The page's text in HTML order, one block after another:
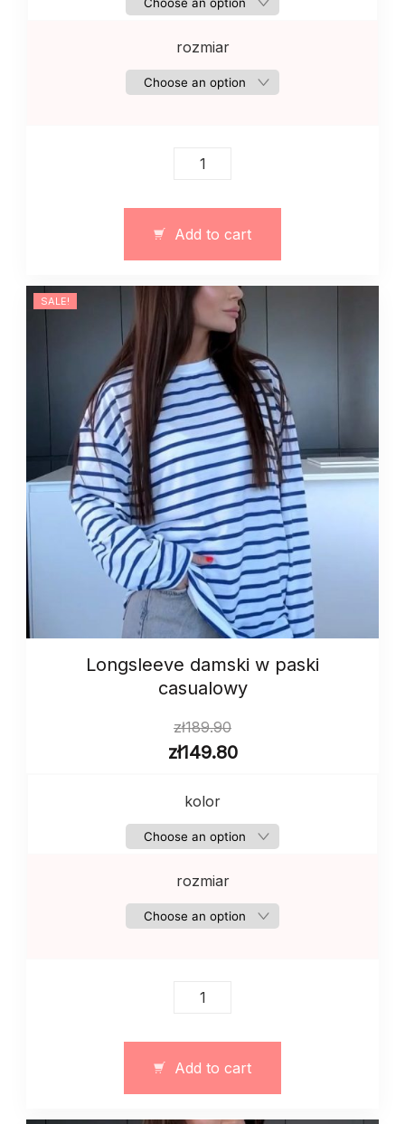
rozmiar
Wioseny
3/4
quantity
Add to cart
SALE!
Longsleeve damski w paski
casualowy
zł189.90
zł149.80
kolor
rozmiar
Longsleeve
casualowy
quantity
Add to cart